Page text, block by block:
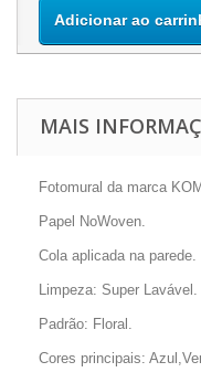
Adicionar ao
MAIS
Fotomural da marca
Papel NoWoven.
Cola aplicada na parede.
Limpeza: Super Lavável.
Padrão: Floral.
Cores principais: